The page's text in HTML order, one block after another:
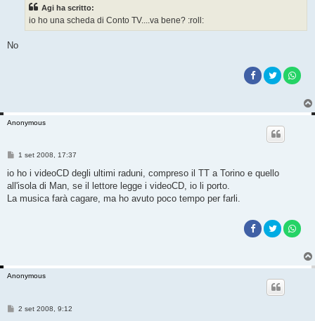
o
Agi ha scritto:
io ho una scheda di Conto TV....va bene? :roll:
No
Anonymous
M
s
a
g
1 set 2008, 17:37
io ho i videoCD degli ultimi raduni, compreso il TT a Torino e quello
all'isola di Man, se il lettore legge i videoCD, io li porto.
La musica farà cagare, ma ho avuto poco tempo per farli.
Anonymous
M2 set 2008, 9:12